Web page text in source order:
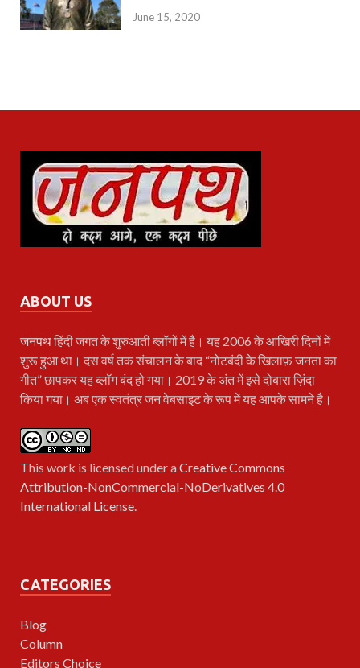
June 15, 2020
ABOUT US
जनपथहिंदी जगत के शुरुआती ब्लॉगों में है। यह 2006 के आखिरी दिनों में
शुरू हुआ था। दस वर्ष तक संचालन के बाद “नोटबंदी के खिलाफ़ जनता का
गीत” छापकर यह ब्लॉग बंद हो गया। 2019 के अंत में इसे दोबारा ज़िंदा
किया गया। अब एक स्वतंत्र जन वेबसाइट के रूप में यह आपके सामने है।
This work is licensed under aCreative Commons
Attribution-NonCommercial-NoDerivatives 4.0
International License.
CATEGORIES
Blog
Column
Editors Choice